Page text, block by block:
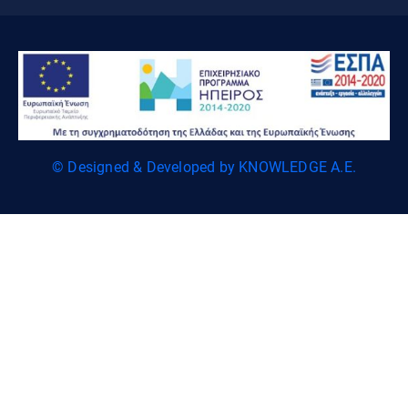
© Designed & Developed by KNOWLEDGE A.E.